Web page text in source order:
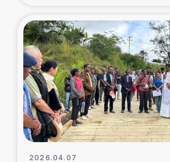
2026.04.07